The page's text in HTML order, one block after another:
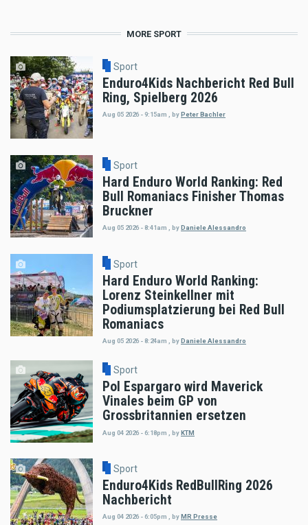
MORE SPORT
Sport
Enduro4Kids Nachbericht Red Bull
Ring, Spielberg 2026
Aug 05 2026 - 9:15am , byPeter Bachler
Sport
Hard Enduro World Ranking: Red
Bull Romaniacs Finisher Thomas
Bruckner
Aug 05 2026 - 8:41am byDaniele Alessandro
Sport
Hard Enduro World Ranking:
Lorenz Steinkellner mit
Podiumsplatzierung bei Red Bull
Romaniacs
Aug 05 2026 - 8:24am byDaniele Alessandro
Sport
Pol Espargaro wird Maverick
Vinales beim GP von
Grossbritannien ersetzen
Aug 04 2026 - 6:18pm byKTM
Sport
Enduro4Kids RedBullRing 2026
Nachbericht
Aug 04 2026 - 6:05pm , byMR Presse